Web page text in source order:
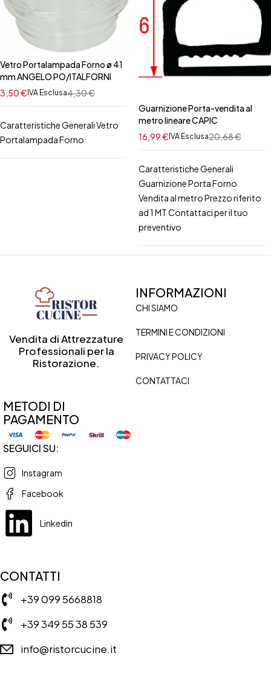
Vetro Portalampada Forno ø 41
mm ANGELO PO/ITALFORNI
4,30€
3,50€ IVA Esclusa
Caratteristiche Generali Vetro
Portalampada Forno
Guarnizione Porta-vendita al
metro lineare CAPIC
20,68€
16,99€ IVA Esclusa
Caratteristiche Generali
Guarnizione Porta Forno
Vendita al metro Prezzo riferito
ad 1 MT Contattaci per il tuo
preventivo
Vendita di Attrezzature
Professionali per la
Ristorazione.
INFORMAZIONI
CHI SIAMO
TERMINI E CONDIZIONI
PRIVACY POLICY
CONTATTACI
METODI DI
PAGAMENTO
SEGUICI SU:
Instagram
Facebook
Linkedin
CONTATTI
+39 099 5668818
+39 349 55 38 539
info@ristorcucine.it